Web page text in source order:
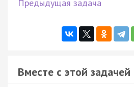
Предыдущая задача
Вместе с этой